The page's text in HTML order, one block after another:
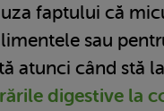
faptului că
sau
atunci când stă
digestive la